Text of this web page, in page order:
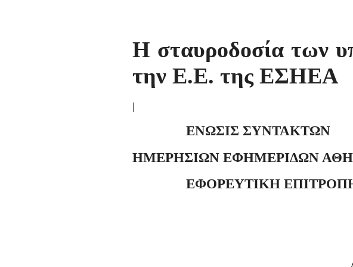
Η σταυροδοσία των
την Ε.Ε. της ΕΣΗΕΑ
|
ENΩΣΙΣ ΣΥΝΤΑΚΤΩΝ
ΗΜΕΡΗΣΙΩΝ ΕΦΗΜΕΡΙΔΩΝ